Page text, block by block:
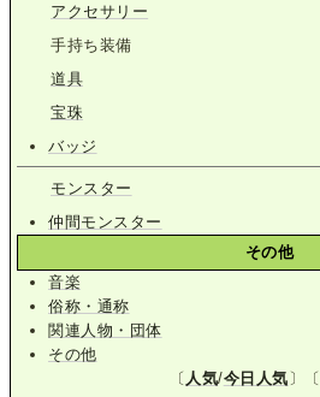
アクセサリー
手持ち装備
道具
宝珠
バッジ
モンスター
仲間モンスター
その他
音楽
俗称・通称
関連人物・団体
その他
〔 人気/今日人気 〕〔